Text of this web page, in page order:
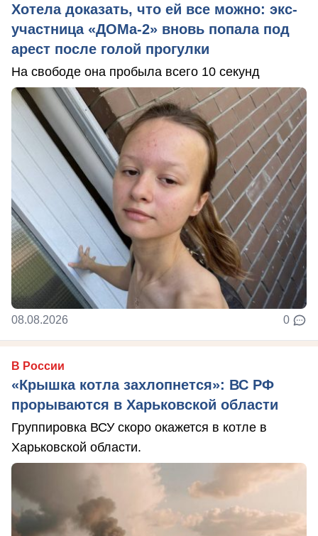
Хотела доказать, что ей все можно: экс-
участница «ДОМа-2» вновь попала под
арест после голой прогулки
На свободе она пробыла всего 10 секунд
08.08.2026 0
В России
«Крышка котла захлопнется»: ВС РФ
прорываются в Харьковской области
Группировка ВСУ скоро окажется в котле в
Харьковской области.